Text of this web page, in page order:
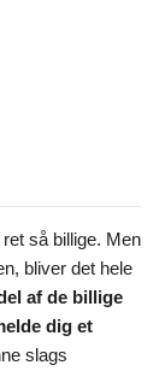
så billige. Men
bliver det hele
af de billige
dig et
slags